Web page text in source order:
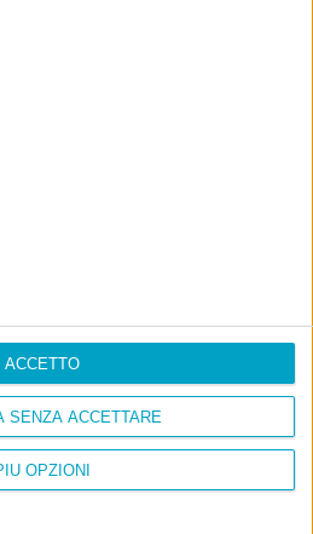
OPZIONI
SENZA ACCETTARE
ACCETTO